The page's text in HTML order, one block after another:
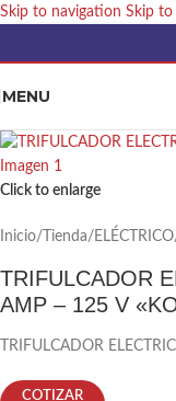
Skip to navigation Skip
MENU
Click to enlarge
Inicio/ Tienda/ ELÉCTRICO
TRIFULCADOR
AMP – 125 V
TRIFULCADOR
COTIZAR